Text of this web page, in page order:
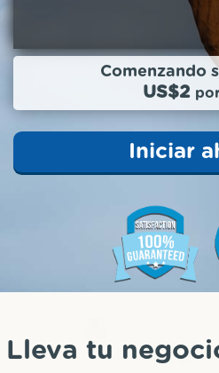
Comenzando
US$2
Iniciar
Lleva tu